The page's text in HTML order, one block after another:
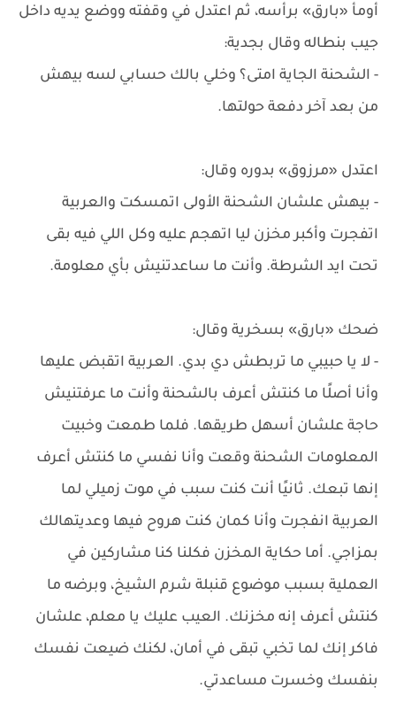
أومأ «بارق» برأسه، ثم اعتدل في وقفته ووضع يديه داخل
جيب بنطاله وقال بجدية:
- الشحنة الجاية امتى؟ وخلي بالك حسابي لسه بيهش
من بعد آخر دفعة حولتها.
اعتدل «مرزوق» بدوره وقال:
- بيهش علشان الشحنة الأولى اتمسكت والعربية
اتفجرت وأكبر مخزن ليا اتهجم عليه وكل اللي فيه بقى
تحت ايد الشرطة. وأنت ما ساعدتنيش بأي معلومة.
ضحك «بارق» بسخرية وقال:
- لا يا حبيبي ما تربطش دي بدي. العربية اتقبض عليها
وأنا أصلًا ما كنتش أعرف بالشحنة وأنت ما عرفتنيش
حاجة علشان أسهل طريقها. فلما طمعت وخبيت
المعلومات الشحنة وقعت وأنا نفسي ما كنتش أعرف
إنها تبعك. ثانيًا أنت كنت سبب في موت زميلي لما
العربية انفجرت وأنا كمان كنت هروح فيها وعديتهالك
بمزاجي. أما حكاية المخزن فكلنا كنا مشاركين في
العملية بسبب موضوع قنبلة شرم الشيخ، وبرضه ما
كنتش أعرف إنه مخزنك. العيب عليك يا معلم، علشان
فاكر إنك لما تخبي تبقى في أمان، لكنك ضيعت نفسك
بنفسك وخسرت مساعدتي.